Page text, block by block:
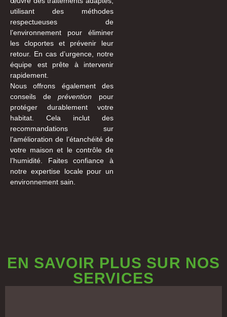
utilisant des méthodes
respectueuses de
l’environnement pour éliminer
les cloportes et prévenir leur
retour. En cas d’urgence, notre
équipe est prête à intervenir
rapidement.
Nous offrons également des
conseils deprévention pour
protéger durablement votre
habitat. Cela inclut des
recommandations sur
l’amélioration de l’étanchéité de
votre maison et le contrôle de
l’humidité. Faites confiance à
notre expertise locale pour un
environnement sain.
EN SAVOIR PLUS SUR NOS
SERVICES